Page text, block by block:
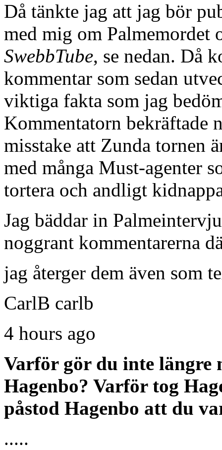
Då tänkte jag att jag bör
med mig om Palmemordet
SwebbTube, se nedan. Då
kommentar som sedan
viktiga fakta som jag
Kommentatorn bekräftade
misstake att Zunda tornen
med många Must-agenter
tortera och andligt
Jag bäddar in
noggrant kommentarerna
jag återger dem även som
CarlB carlb
4 hours ago
Varför gör du inte längre
Hagenbo? Varför tog
påstod Hagenbo att du
.....